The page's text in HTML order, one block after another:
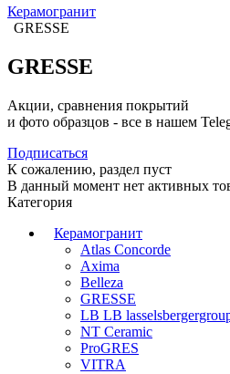
Керамогранит
GRESSE
GRESSE
Акции, сравнения покрытий
и фото образцов - все в нашем
Подписаться
К сожалению, раздел пуст
В данный момент нет активных
Категория
Керамогранит
Atlas Concorde
Axima
Belleza
GRESSE
LB LB
NT Ceramic
ProGRES
VITRA